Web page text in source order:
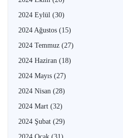
2024 Eylül (30)
2024 Ağustos (15)
2024 Temmuz (27)
2024 Haziran (18)
2024 Mayıs (27)
2024 Nisan (28)
2024 Mart (32)
2024 Şubat (29)